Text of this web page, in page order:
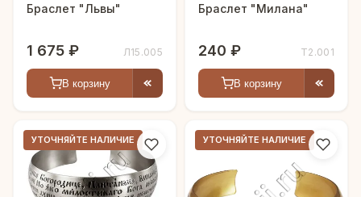
Браслет "Львы"
1 675 ₽ Л15.005
В корзину
Браслет "Милана"
240 ₽ Т2.001
В корзину
УТОЧНЯЙТЕ НАЛИЧИЕ УТОЧНЯЙТЕ НАЛИЧИЕ